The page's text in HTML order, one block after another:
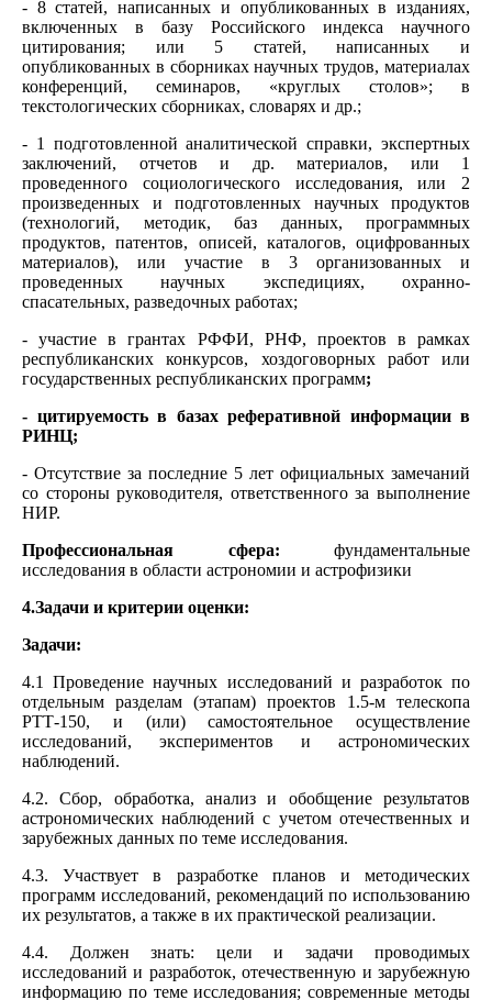
- 8 статей, написанных и опубликованных в изданиях,
включенных в базу Российского индекса научного
цитирования; или 5 статей, написанных и
опубликованных в сборниках научных трудов, материалах
конференций, семинаров, «круглых столов»; в
текстологических сборниках, словарях и др.;
- 1 подготовленной аналитической справки, экспертных
заключений, отчетов и др. материалов, или 1
проведенного социологического исследования, или 2
произведенных и подготовленных научных продуктов
(технологий, методик, баз данных, программных
продуктов, патентов, описей, каталогов, оцифрованных
материалов), или участие в 3 организованных и
проведенных научных экспедициях, охранно-
спасательных, разведочных работах;
- участие в грантах РФФИ, РНФ, проектов в рамках
республиканских конкурсов, хоздоговорных работ или
государственных республиканских программ;
- цитируемость в базах реферативной информации в
РИНЦ;
- Отсутствие за последние 5 лет официальных замечаний
со стороны руководителя, ответственного за выполнение
НИР.
Профессиональная сфера: фундаментальные
исследования в области астрономии и астрофизики
4.Задачи и критерии оценки:
Задачи:
4.1 Проведение научных исследований и разработок по
отдельным разделам (этапам) проектов 1.5-м телескопа
РТТ-150, и (или) самостоятельное осуществление
исследований, экспериментов и астрономических
наблюдений.
4.2. Сбор, обработка, анализ и обобщение результатов
астрономических наблюдений с учетом отечественных и
зарубежных данных по теме исследования.
4.3. Участвует в разработке планов и методических
программ исследований, рекомендаций по использованию
их результатов, а также в их практической реализации.
4.4. Должен знать: цели и задачи проводимых
исследований и разработок, отечественную и зарубежную
информацию по теме исследования; современные методы